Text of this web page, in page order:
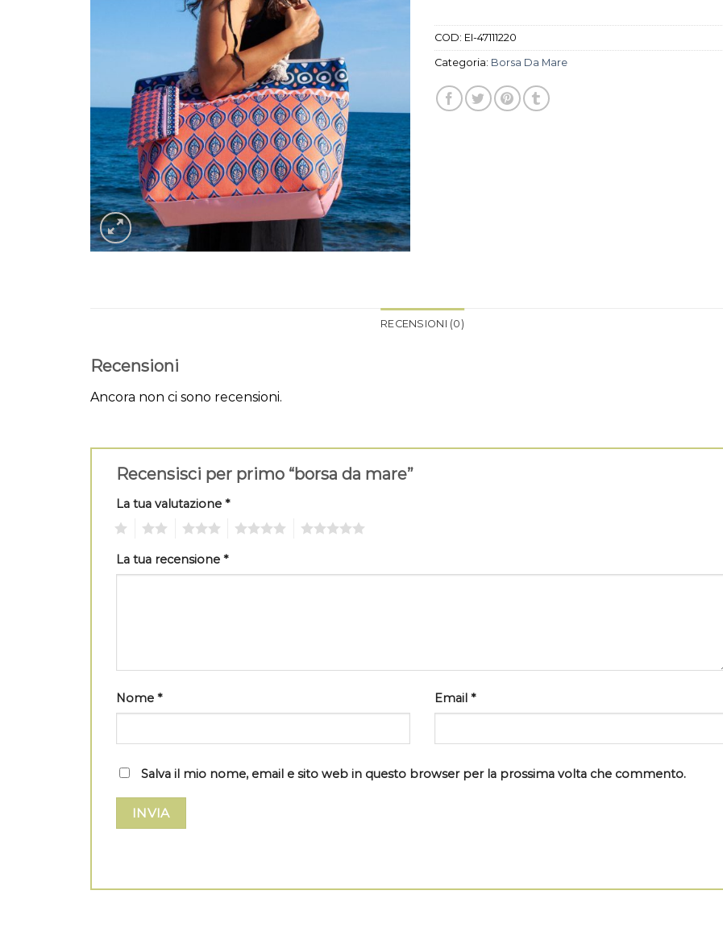
COD: EI-47111220
Categoria: Borsa Da Mare
RECENSIONI (0)
Recensioni
Ancora non ci sono recensioni.
Recensisci per primo “borsa da mare”
La tua valutazione *
La tua recensione *
Nome * Email *
Salva il mio nome, email e sito web in questo browser per la prossima volta che commento.